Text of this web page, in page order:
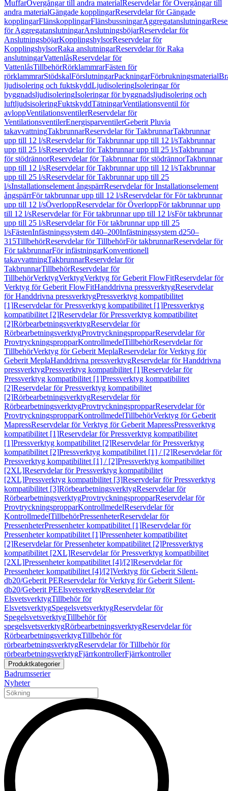
MuffarÖvergångar till andra materialReservdelar för Övergångar till
andra materialGängade kopplingarReservdelar för Gängade
kopplingarFlänskopplingarFlänsbussningarAggregatanslutningar
för AggregatanslutningarAnslutningsböjarReservdelar för
AnslutningsböjarKopplingshylsorReservdelar för
KopplingshylsorRaka anslutningarReservdelar för Raka
anslutningarVattenlåsReservdelar för
VattenlåsTillbehörRörklammrarFästen för
rörklammrarStödskalFörslutningarPackningarFörbrukningsmaterial
ljudisolering och fuktskyddLjudisoleringIsoleringar för
byggnadsljudisoleringIsoleringar för byggnadsljudisolering och
luftljudsisoleringFuktskyddTätningarVentilationsventil för
avloppVentilationsventilerReservdelar för
VentilationsventilerEnergisparventilerGeberit Pluvia
takavvattningTakbrunnarReservdelar för TakbrunnarTakbrunnar
upp till 12 l/sReservdelar för Takbrunnar upp till 12 l/sTakbrunnar
upp till 25 l/sReservdelar för Takbrunnar upp till 25 l/sTakbrunnar
för stödrännorReservdelar för Takbrunnar för stödrännorTakbrunnar
upp till 12 l/sReservdelar för Takbrunnar upp till 12 l/sTakbrunnar
upp till 25 l/sReservdelar för Takbrunnar upp till 25
l/sInstallationselement ångspärrReservdelar för Installationselement
ångspärrFör takbrunnar upp till 12 l/sReservdelar för För takbrunnar
upp till 12 l/sÖverloppReservdelar för ÖverloppFör takbrunnar upp
till 12 l/sReservdelar för För takbrunnar upp till 12 l/sFör takbrunnar
upp till 25 l/sReservdelar för För takbrunnar upp till 25
l/sFästenInfästningssystem d40–200Infästningssystem d250–
315TillbehörReservdelar för TillbehörFör takbrunnarReservdelar för
För takbrunnarFör infästningarKonventionell
takavvattningTakbrunnarReservdelar för
TakbrunnarTillbehörReservdelar för
TillbehörVerktygVerktygVerktyg för Geberit FlowFitReservdelar för
Verktyg för Geberit FlowFitHanddrivna pressverktygReservdelar
för Handdrivna pressverktygPressverktyg kompatibilitet
[1]Reservdelar för Pressverktyg kompatibilitet [1]Pressverktyg
kompatibilitet [2]Reservdelar för Pressverktyg kompatibilitet
[2]RörbearbetningsverktygReservdelar för
RörbearbetningsverktygProvtryckningspropparReservdelar för
ProvtryckningspropparKontrollmedelTillbehörReservdelar för
TillbehörVerktyg för Geberit MeplaReservdelar för Verktyg för
Geberit MeplaHanddrivna pressverktygReservdelar för Handdrivna
pressverktygPressverktyg kompatibilitet [1]Reservdelar för
Pressverktyg kompatibilitet [1]Pressverktyg kompatibilitet
[2]Reservdelar för Pressverktyg kompatibilitet
[2]RörbearbetningsverktygReservdelar för
RörbearbetningsverktygProvtryckningspropparReservdelar för
ProvtryckningspropparKontrollmedelTillbehörVerktyg för Geberit
MapressReservdelar för Verktyg för Geberit MapressPressverktyg
kompatibilitet [1]Reservdelar för Pressverktyg kompatibilitet
[1]Pressverktyg kompatibilitet [2]Reservdelar för Pressverktyg
kompatibilitet [2]Pressverktyg kompatibilitet [1] / [2]Reservdelar för
Pressverktyg kompatibilitet [1] / [2]Pressverktyg kompatibilitet
[2XL]Reservdelar för Pressverktyg kompatibilitet
[2XL]Pressverktyg kompatibilitet [3]Reservdelar för Pressverktyg
kompatibilitet [3]RörbearbetningsverktygReservdelar för
RörbearbetningsverktygProvtryckningspropparReservdelar för
ProvtryckningspropparKontrollmedelReservdelar för
KontrollmedelTillbehörPressenheterReservdelar för
PressenheterPressenheter kompatibilitet [1]Reservdelar för
Pressenheter kompatibilitet [1]Pressenheter kompatibilitet
[2]Reservdelar för Pressenheter kompatibilitet [2]Pressverktyg
kompatibilitet [2XL]Reservdelar för Pressverktyg kompatibilitet
[2XL]Pressenheter kompatibilitet [4]/[2]Reservdelar för
Pressenheter kompatibilitet [4]/[2]Verktyg för Geberit Silent-
db20/Geberit PEReservdelar för Verktyg för Geberit Silent-
db20/Geberit PEElsvetsverktygReservdelar för
ElsvetsverktygTillbehör för
ElsvetsverktygSpegelsvetsverktygReservdelar för
SpegelsvetsverktygTillbehör för
spegelsvetsverktygRörbearbetningsverktygReservdelar för
RörbearbetningsverktygTillbehör för
rörbearbetningsverktygReservdelar för Tillbehör för
rörbearbetningsverktygFjärrkontrollerFjärrkontroller
Produktkategorier
Badrumsserier
Nyheter